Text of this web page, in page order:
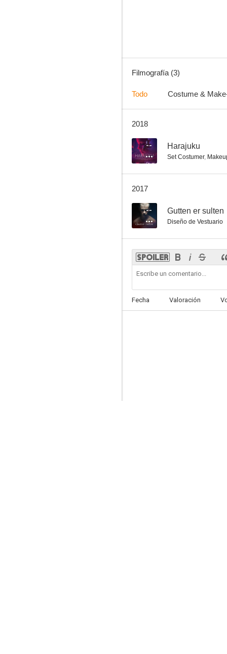
Filmografía (3)
Todo Costume &
2018
-- Harajuku
Set Costumer,
2017
-- Gutten er sulten
Diseño de Vestuario
Fecha Valoración